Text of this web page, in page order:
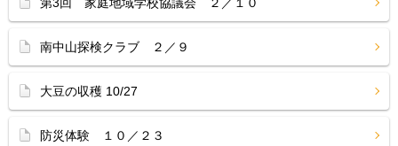
南中山探検クラブ ２／９
大豆の収穫 10/27
防災体験 １０／２３